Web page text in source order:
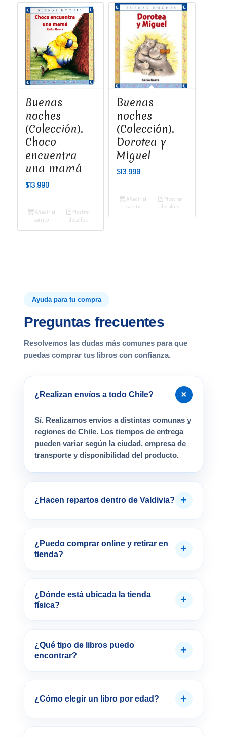
Buenas
noches
(Colección).
Choco
encuentra
una mamá
$13.990
Añadir al
carrito
Mostrar
detalles
Buenas
noches
(Colección).
Dorotea y
Miguel
$13.990
Añadir al
carrito
Mostrar
detalles
Ayuda para tu compra
Preguntas frecuentes
Resolvemos las dudas más comunes para que
puedas comprar tus libros con confianza.
¿Realizan envíos a todo Chile? +
Sí. Realizamos envíos a distintas comunas y
regiones de Chile. Los tiempos de entrega
pueden variar según la ciudad, empresa de
transporte y disponibilidad del producto.
¿Hacen repartos dentro de Valdivia? +
¿Puedo comprar online y retirar en
tienda?
+
¿Dónde está ubicada la tienda
física?
+
¿Qué tipo de libros puedo
encontrar?
+
¿Cómo elegir un libro por edad? +